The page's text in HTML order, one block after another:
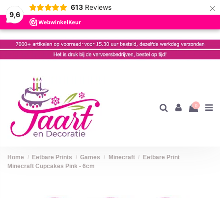
9,6
613 Reviews ×
0
Home Eetbare Prints Games Minecraft
Eetbare Print
Minecraft Cupcakes Pink - 6cm